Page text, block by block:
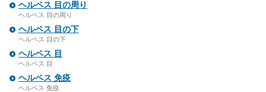
ヘルペス 目の周り
ヘルペス 目の周り
ヘルペス 目の下
ヘルペス 目の下
ヘルペス 目
ヘルペス 目
ヘルペス 免疫
ヘルペス 免疫